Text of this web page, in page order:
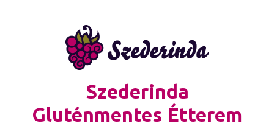
Szederinda
Gluténmentes Étterem